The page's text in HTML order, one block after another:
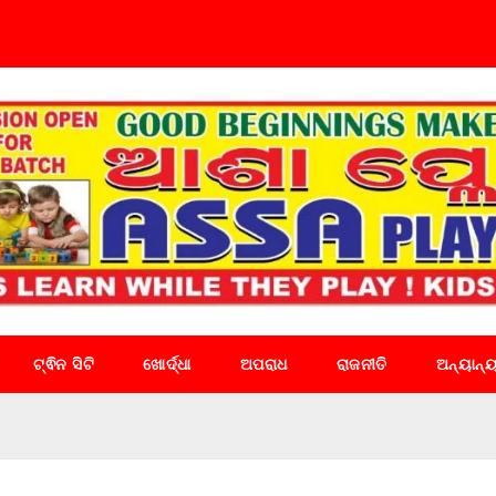
ଟ୍ଵିନ ସିଟି ଖୋର୍ଦ୍ଧା ଅପରାଧ ରାଜନୀତି